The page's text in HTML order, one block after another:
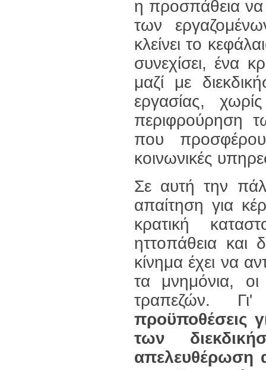
η προσπάθεια να
των
κλείνει το
συνεχίσει, ένα
μαζί με
εργασίας,
περιφρούρηση
που
κοινωνικές
Σε αυτή την
απαίτηση για
κρατική
ηττοπάθεια και
κίνημα έχει να
τα μνημόνια,
τραπεζών. Γι'
προϋποθέσεις
των
απελευθέρωση